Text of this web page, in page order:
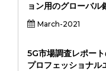
ョン用のグローバル
March-2021
5G市場調査レポー
プロフェッショナル